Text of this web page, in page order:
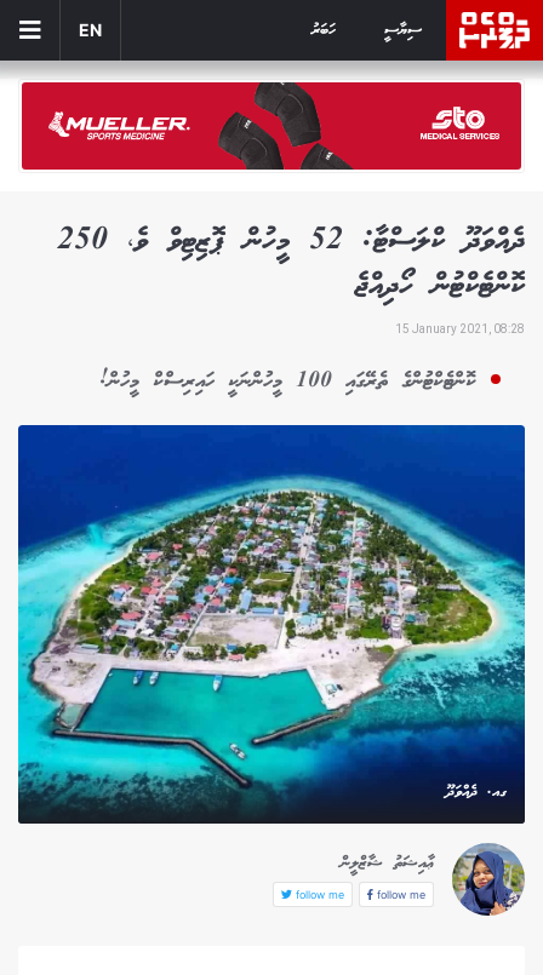
ސިޔާސީ ހަބަރު EN
ދެއްވަދޫ ކްލަސްޓާ: 52 މީހުން ޕޮޒިޓިވް ވެ، 250
ކޮންޓެކްޓުން ހޯދިއްޖެ
15 January 2021, 08:28
ކޮންޓެކްޓުންގެ ތެރޭގައި 100 މީހުންނަކީ ހައިރިސްކް މީހުން!
ގއ. ދެއްވަދޫ
ޢާއިޝަތު ޝާޒްލީން
follow me
follow me